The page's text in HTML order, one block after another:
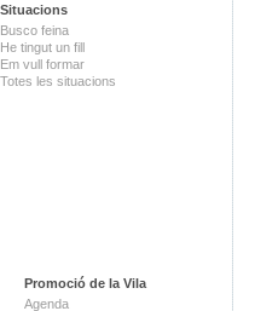
Situacions
Busco feina
He tingut un fill
Em vull formar
Totes les situacions
Promoció de la Vila
Agenda